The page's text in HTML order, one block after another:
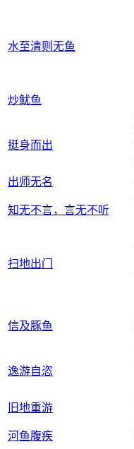
水至清则无鱼
炒鱿鱼
挺身而出
出师无名
知无不言，言无不听
扫地出门
信及豚鱼
逸游自恣
旧地重游
河鱼腹疾